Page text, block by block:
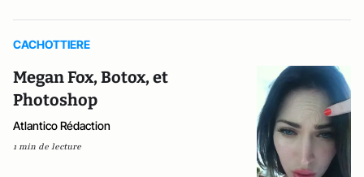
CACHOTTIERE
Megan Fox, Botox, et
Photoshop
Atlantico Rédaction
1 min de lecture